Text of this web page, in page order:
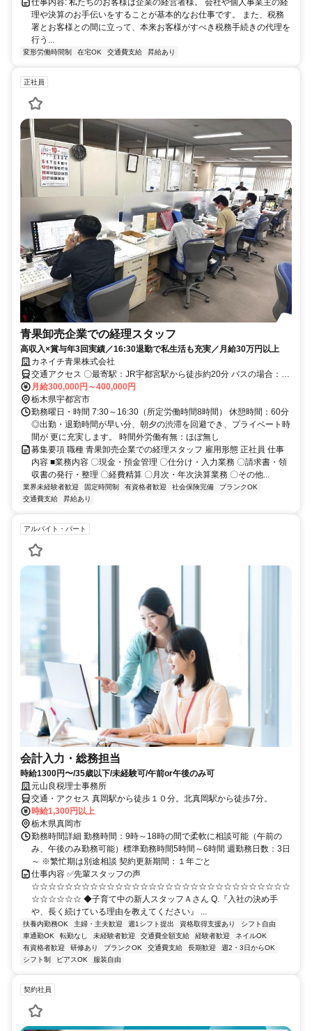
理や決算のお手伝いをすることが基本的なお仕事です。 また、税務
署とお客様との間に立って、本来お客様がすべき税務手続きの代理を
行う...
変形労働時間制 在宅OK 交通費支給 昇給あり
正社員
青果卸売企業での経理スタッフ
高収入×賞与年3回実績／16:30退勤で私生活も充実／月給30万円以上
カネイチ青果株式会社
交通アクセス 〇最寄駅：JR宇都宮駅から徒歩約20分 バスの場合：中
央市場前降車、徒歩1分（30m）
月給300,000円～400,000円
栃木県宇都宮市
勤務曜日・時間 7:30～16:30（所定労働時間8時間） 休憩時間：60分
◎出勤・退勤時間が早い分、朝夕の渋滞を回避でき、プライベート時
間が 更に充実します。 時間外労働有無：ほぼ無し
募集要項 職種 青果卸売企業での経理スタッフ 雇用形態 正社員 仕事
内容 ■業務内容 〇現金・預金管理 〇仕分け・入力業務 〇請求書・領
収書の発行・整理 〇経費精算 〇月次・年次決算業務 〇その他...
業界未経験者歓迎 固定時間制 有資格者歓迎 社会保険完備
ブランクOK
交通費支給
昇給あり
アルバイト・パート
会計入力・総務担当
時給1300円〜/35歳以下/未経験可/午前or午後のみ可
元山良税理士事務所
交通・アクセス 真岡駅から徒歩１０分。北真岡駅から徒歩7分。
時給1,300円以上
栃木県真岡市
勤務時間詳細 勤務時間：9時～18時の間で柔軟に相談可能（午前の
み、午後のみ勤務可能）標準勤務時間5時間～6時間 週勤務日数：3日
～ ※繁忙期は別途相談 契約更新期間：１年ごと
仕事内容 ✅先輩スタッフの声
☆☆☆☆☆☆☆☆☆☆☆☆☆☆☆☆☆☆☆☆☆☆☆☆☆☆☆☆☆☆☆
☆☆☆☆☆☆ ◆子育て中の新人スタッフＡさん Q.『入社の決め手
や、長く続けている理由を教えてください』 ...
扶養内勤務OK 主婦・主夫歓迎 週1シフト提出 資格取得支援あり
シフト自由
車通勤OK
転勤なし 未経験者歓迎 交通費全額支給 経験者歓迎
ネイルOK
有資格者歓迎
研修あり ブランクOK 交通費支給 長期歓迎
週2・3日からOK
シフト制
ピアスOK 服装自由
契約社員